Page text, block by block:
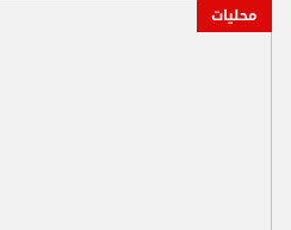
محليات